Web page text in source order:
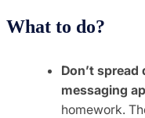
What to do?
Don’t
messaging
homework.